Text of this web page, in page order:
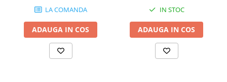
LA COMANDA
ADAUGA IN COS
și Performanță Ridicatăv
SW-R48
IN STOC
ADAUGA IN COS